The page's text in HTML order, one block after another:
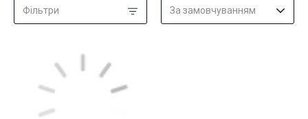
Фільтри За замовчуванням